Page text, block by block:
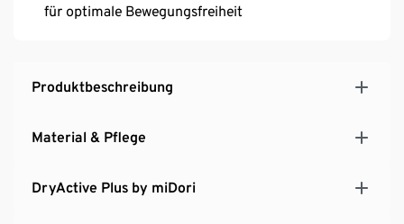
für optimale Bewegungsfreiheit
Produktbeschreibung
Material & Pflege
DryActive Plus by miDori